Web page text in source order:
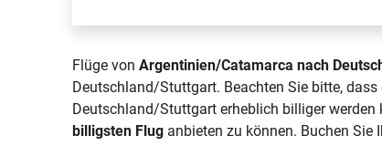
Flüge vonArgentinien/Catamarca nach
Deutschland/Stuttgart. Beachten Sie bitte,
Deutschland/Stuttgart erheblich billiger werden
billigsten Flug anbieten zu können. Buchen Sie